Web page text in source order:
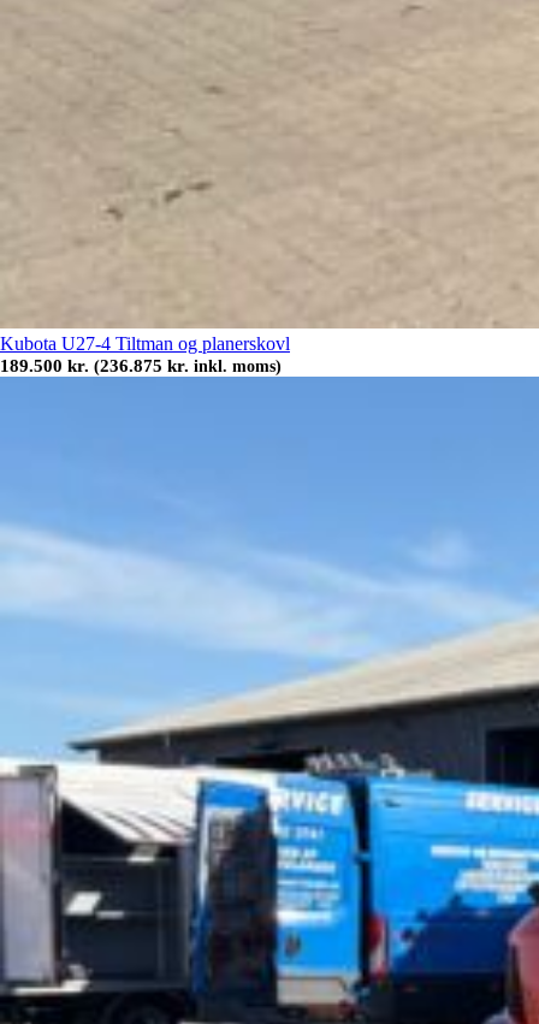
Kubota U27-4 Tiltman og planerskovl
189.500 kr. (236.875 kr. inkl. moms)